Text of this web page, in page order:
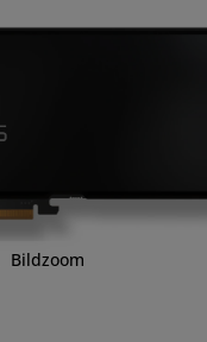
Bildzoom